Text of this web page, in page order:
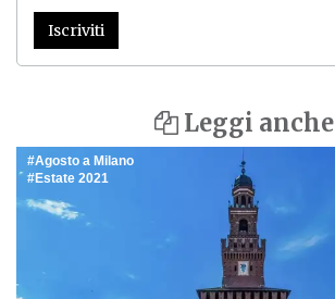
Iscriviti
Leggi anche
Agosto a Milano
Estate 2021